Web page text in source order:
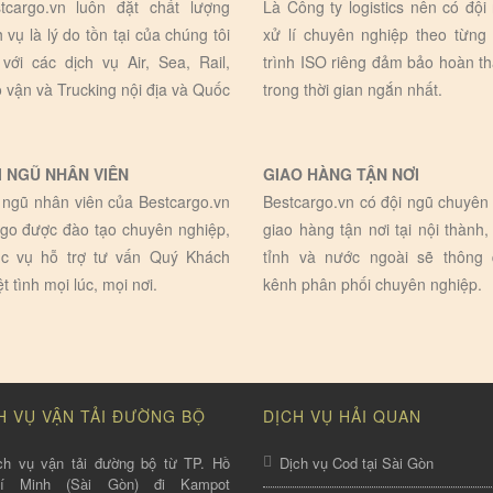
luôn đặt chất lượng
vụ là lý do tồn tại của chúng tôi
các dịch vụ Air, Sea, Rail,
vận và Trucking nội địa và Quốc
Là Công ty logistics nên có đội
xử lí chuyên nghiệp theo từng
trình ISO riêng đảm bảo hoàn
trong thời gian ngắn nhất.
NHÂN VIÊN
nhân viên của Bestcargo.vn
được đào tạo chuyên nghiệp,
vụ hỗ trợ tư vấn Quý Khách
tình mọi lúc, mọi nơi.
GIAO HÀNG TẬN NƠI
Bestcargo.vn có đội ngũ
giao hàng tận nơi tại nội thành,
tỉnh và nước ngoài sẽ thông
kênh phân phối chuyên nghiệp.
VỤ VẬN TẢI ĐƯỜNG BỘ
vụ vận tải đường bộ từ TP. Hồ
Minh (Sài Gòn) đi Kampot
DỊCH VỤ HẢI QUAN
Dịch vụ Cod tại Sài Gòn